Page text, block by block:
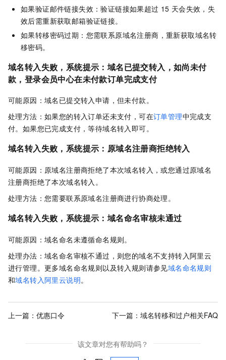
如果验证邮件链接失效：验证链接如果超过 15 天会失效，失
效后需重新获取邮箱验证链接。
如果转移密码过期：您需联系原域名注册商，重新获取域名转
移密码。
域名转入失败，系统提示：域名已提交转入，如尚未付
款，登录会员中心在未付款订单完成支付
可能原因：域名已提交转入申请，但未付款。
处理方法：如果您的转入订单还未支付，可在订单管理中完成支
付。如果您已完成支付，等待域名转入即可。
域名转入失败，系统提示：原域名注册商拒绝转入
可能原因：原域名注册商拒绝了本次域名转入，或您通过原域名
注册商拒绝了本次域名转入。
处理方法：您需要联系原域名注册商进行协商处理。
域名转入失败，系统提示：域名命名审核未通过
可能原因：域名命名未遵循命名规则。
处理办法：域名命名审核不通过，则您的域名不支持转入阿里云
进行管理。更多域名命名规则以及转入规则请参见域名命名规则
和域名转入阿里云说明。
上一篇： 优惠口令 下一篇： 域名转移和过户相关FAQ
该文章对您有帮助吗？